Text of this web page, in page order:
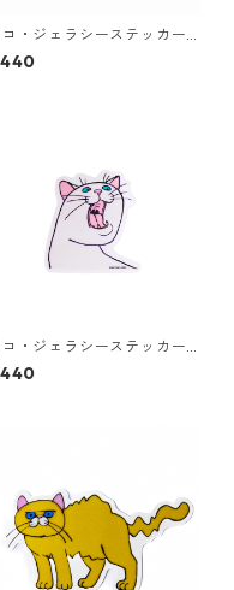
コ・ジェラシーステッカー
ねこ
コ・ジェラシーステッカー
ねこ